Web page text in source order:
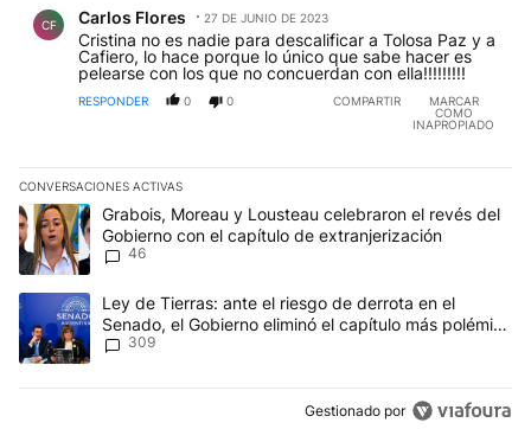
CF Carlos Flores 27 DE JUNIO DE 2023
Cristina no es nadie para descalificar a Tolosa Paz y a
Cafiero, lo hace porque lo único que sabe hacer es
pelearse con los que no concuerdan con ella!!!!!!!!!
RESPONDER 0 0 COMPARTIR
MARCAR
COMO
INAPROPIADO
CONVERSACIONES ACTIVAS
Este listado muestra los artículos con más comentarios en los
Un artículo de tendencia con el título "Grabois, Moreau y
Grabois, Moreau y Lousteau celebraron el revés del
Gobierno con el capítulo de extranjerización
46
Un artículo de tendencia con el título "Ley de Tierras: ante el
Ley de Tierras: ante el riesgo de derrota en el
Senado, el Gobierno eliminó el capítulo más polémico
del proyecto
309
Gestionado por